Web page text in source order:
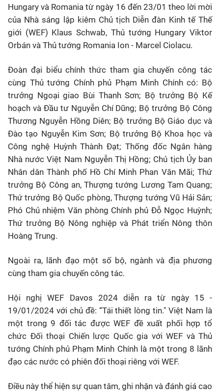
Hungary và Romania từ ngày 16 đến 23/01 theo lời mời
của Nhà sáng lập kiêm Chủ tịch Diễn đàn Kinh tế Thế
giới (WEF) Klaus Schwab, Thủ tướng Hungary Viktor
Orbán và Thủ tướng Romania Ion - Marcel Ciolacu.
Đoàn đại biểu chính thức tham gia chuyến công tác
cùng Thủ tướng Chính phủ Phạm Minh Chính có: Bộ
trưởng Ngoại giao Bùi Thanh Sơn; Bộ trưởng Bộ Kế
hoạch và Đầu tư Nguyễn Chí Dũng; Bộ trưởng Bộ Công
Thương Nguyễn Hồng Diên; Bộ trưởng Bộ Giáo dục và
Đào tạo Nguyễn Kim Sơn; Bộ trưởng Bộ Khoa học và
Công nghệ Huỳnh Thành Đạt; Thống đốc Ngân hàng
Nhà nước Việt Nam Nguyễn Thị Hồng; Chủ tịch Ủy ban
Nhân dân Thành phố Hồ Chí Minh Phan Văn Mãi; Thứ
trưởng Bộ Công an, Thượng tướng Lương Tam Quang;
Thứ trưởng Bộ Quốc phòng, Thượng tướng Vũ Hải Sản;
Phó Chủ nhiệm Văn phòng Chính phủ Đỗ Ngọc Huỳnh;
Thứ trưởng Bộ Nông nghiệp và Phát triển Nông thôn
Hoàng Trung.
Ngoài ra, lãnh đạo một số bộ, ngành và địa phương
cùng tham gia chuyến công tác.
Hội nghị WEF Davos 2024 diễn ra từ ngày 15 -
19/01/2024 với chủ đề: “Tái thiết lòng tin." Việt Nam là
một trong 9 đối tác được WEF đề xuất phối hợp tổ
chức Đối thoại Chiến lược Quốc gia với WEF và Thủ
tướng Chính phủ Phạm Minh Chính là một trong 8 lãnh
đạo các nước có phiên đối thoại riêng với WEF.
Điều này thể hiện sự quan tâm, ghi nhận và đánh giá cao